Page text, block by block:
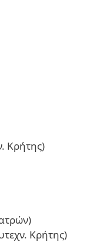
Κρήτης)
Κρήτης)